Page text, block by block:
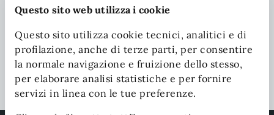
Questo sito web utilizza i cookie
Questo sito utilizza cookie tecnici, analitici e di
profilazione, anche di terze parti, per consentire
la normale navigazione e fruizione dello stesso,
per elaborare analisi statistiche e per fornire
servizi in linea con le tue preferenze.
Prenota appuntamento
Problemi in città
Segnala disservizio